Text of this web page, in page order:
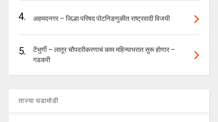
4. अहमदनगर – जिल्हा परिषद पोटनिडणुकीत राष्ट्रवादी विजयी
5.
टेंभुर्णी – लातूर चौपदरीकरणाचं काम महिन्याभरात सुरू होणार –
गडकरी
ताज्या घडामोडी